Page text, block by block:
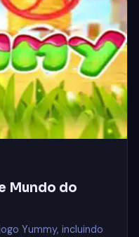
Mundo do
Yummy, incluindo